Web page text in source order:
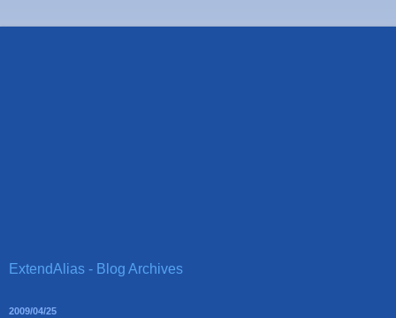
ExtendAlias - Blog Archives
2009/04/25